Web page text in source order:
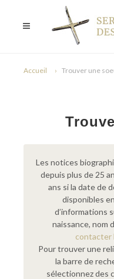
Accueil Trouver une
Les notices
depuis plus de 25
ans si la date de
disponibles
d’informations
naissance, nom
contacter
Pour trouver une
la barre de
sélectionnez des